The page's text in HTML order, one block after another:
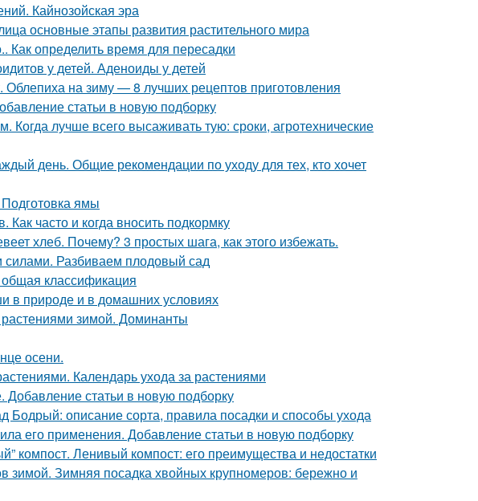
Кайнозойская эра
основные этапы развития растительного мира
Как определить время для пересадки
у детей. Аденоиды у детей
Облепиха на зиму — 8 лучших рецептов приготовления
статьи в новую подборку
Когда лучше всего высаживать тую: сроки, агротехнические
день. Общие рекомендации по уходу для тех, кто хочет
ямы
Как часто и когда вносить подкормку
хлеб. Почему? 3 простых шага, как этого избежать.
силами. Разбиваем плодовый сад
классификация
в природе и в домашних условиях
зимой. Доминанты
осени.
Календарь ухода за растениями
статьи в новую подборку
Бодрый: описание сорта, правила посадки и способы ухода
его применения. Добавление статьи в новую подборку
компост. Ленивый компост: его преимущества и недостатки
зимой. Зимняя посадка хвойных крупномеров: бережно и